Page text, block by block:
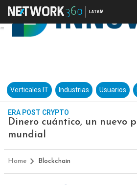
Verticales IT Industrias Usuarios
ERA POST CRYPTO
Dinero cuántico, un nuevo
mundial
Home Blockchain